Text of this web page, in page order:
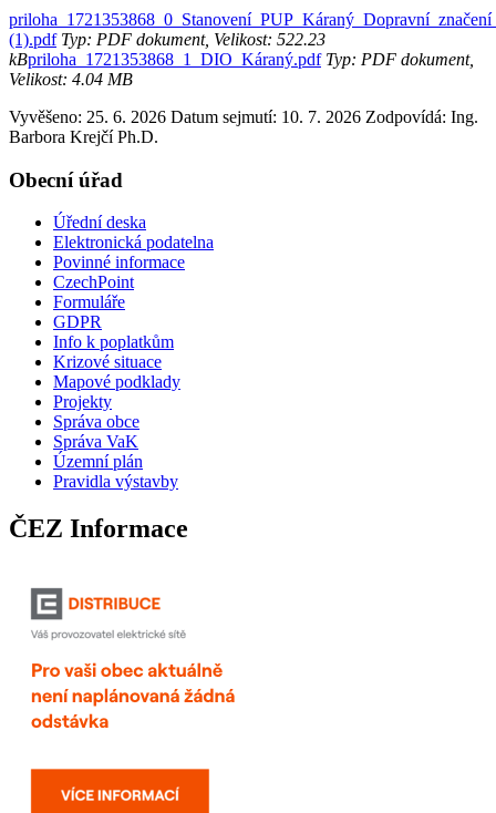
(1).pdfTyp: PDF dokument, Velikost: 522.23
kBpriloha_1721353868_1_DIO_Káraný.pdfTyp: PDF dokument,
Velikost: 4.04 MB
Vyvěšeno: 25. 6. 2026 Datum sejmutí: 10. 7. 2026 Zodpovídá: Ing.
Barbora Krejčí Ph.D.
Obecní úřad
Úřední deska
Elektronická podatelna
Povinné informace
CzechPoint
Formuláře
GDPR
Info k poplatkům
Krizové situace
Mapové podklady
Projekty
Správa obce
Správa VaK
Územní plán
Pravidla výstavby
ČEZ Informace